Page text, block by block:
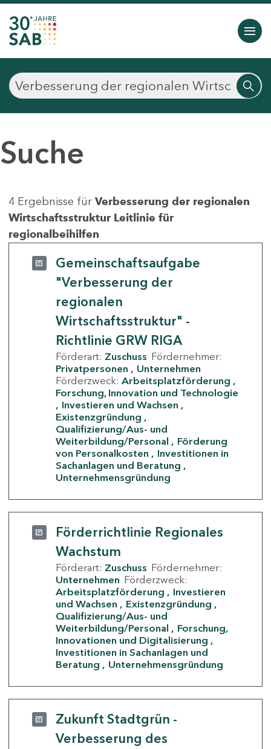
Suche
4 Ergebnisse für Verbesserung der regionalen
Wirtschaftsstruktur Leitlinie für
regionalbeihilfen
Gemeinschaftsaufgabe
"Verbesserung der
regionalen
Wirtschaftsstruktur" -
Richtlinie GRW RIGA
Förderart: Zuschuss Fördernehmer:
Privatpersonen
Unternehmen
Förderzweck: Arbeitsplatzförderung
Forschung, Innovation und Technologie
Investieren und Wachsen
Existenzgründung
Qualifizierung/Aus- und
Weiterbildung/Personal
Förderung
von Personalkosten
Investitionen in
Sachanlagen und Beratung
Unternehmensgründung
Förderrichtlinie Regionales
Wachstum
Förderart: Zuschuss Fördernehmer:
Unternehmen Förderzweck:
Arbeitsplatzförderung
Investieren
und Wachsen
Existenzgründung
Qualifizierung/Aus- und
Weiterbildung/Personal
Forschung,
Innovationen und Digitalisierung
Investitionen in Sachanlagen und
Beratung
Unternehmensgründung
Zukunft Stadtgrün -
Verbesserung des